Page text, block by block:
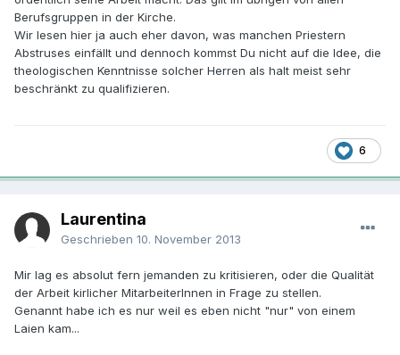
Berufsgruppen in der Kirche.
Wir lesen hier ja auch eher davon, was manchen Priestern
Abstruses einfällt und dennoch kommst Du nicht auf die Idee, die
theologischen Kenntnisse solcher Herren als halt meist sehr
beschränkt zu qualifizieren.
6
Laurentina
Geschrieben 10. November 2013
Mir lag es absolut fern jemanden zu kritisieren, oder die Qualität
der Arbeit kirlicher MitarbeiterInnen in Frage zu stellen.
Genannt habe ich es nur weil es eben nicht "nur" von einem
Laien kam...